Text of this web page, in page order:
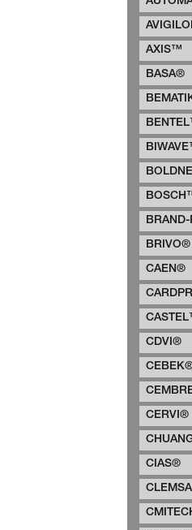
AXIS™
BASA®
BRIVO®
CAEN®
CDVI®
CERVI®
CIAS®